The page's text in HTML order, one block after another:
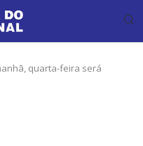
quarta-feira será